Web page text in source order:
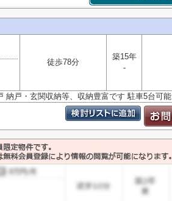
徒歩78分
築15年
-
納戸・玄関収納等、収納豊富です 駐車5台可能